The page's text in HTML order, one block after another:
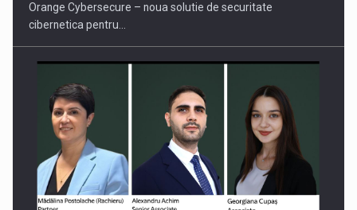
Orange Cybersecure – noua solutie de securitate
cibernetica pentru…